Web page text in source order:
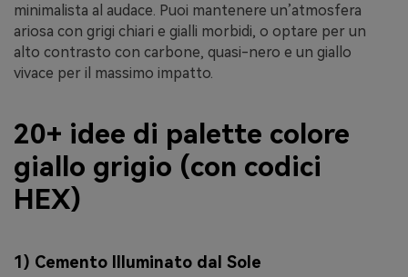
minimalista al audace. Puoi mantenere un’atmosfera
ariosa con grigi chiari e gialli morbidi, o optare per un
alto contrasto con carbone, quasi-nero e un giallo
vivace per il massimo impatto.
20+ idee di palette colore
giallo grigio (con codici
HEX)
1) Cemento Illuminato dal Sole